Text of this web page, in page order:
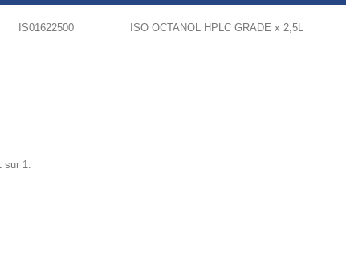
IS01622500 ISO OCTANOL HPLC GRADE x 2,5L
sur 1.